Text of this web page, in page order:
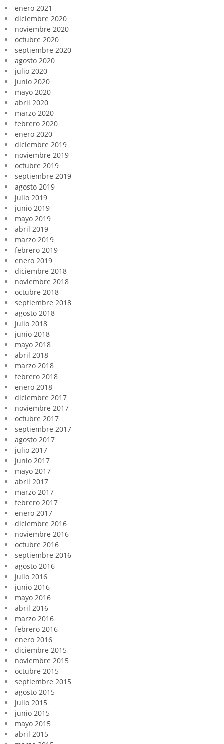
enero 2021
diciembre 2020
noviembre 2020
octubre 2020
septiembre 2020
agosto 2020
julio 2020
junio 2020
mayo 2020
abril 2020
marzo 2020
febrero 2020
enero 2020
diciembre 2019
noviembre 2019
octubre 2019
septiembre 2019
agosto 2019
julio 2019
junio 2019
mayo 2019
abril 2019
marzo 2019
febrero 2019
enero 2019
diciembre 2018
noviembre 2018
octubre 2018
septiembre 2018
agosto 2018
julio 2018
junio 2018
mayo 2018
abril 2018
marzo 2018
febrero 2018
enero 2018
diciembre 2017
noviembre 2017
octubre 2017
septiembre 2017
agosto 2017
julio 2017
junio 2017
mayo 2017
abril 2017
marzo 2017
febrero 2017
enero 2017
diciembre 2016
noviembre 2016
octubre 2016
septiembre 2016
agosto 2016
julio 2016
junio 2016
mayo 2016
abril 2016
marzo 2016
febrero 2016
enero 2016
diciembre 2015
noviembre 2015
octubre 2015
septiembre 2015
agosto 2015
julio 2015
junio 2015
mayo 2015
abril 2015